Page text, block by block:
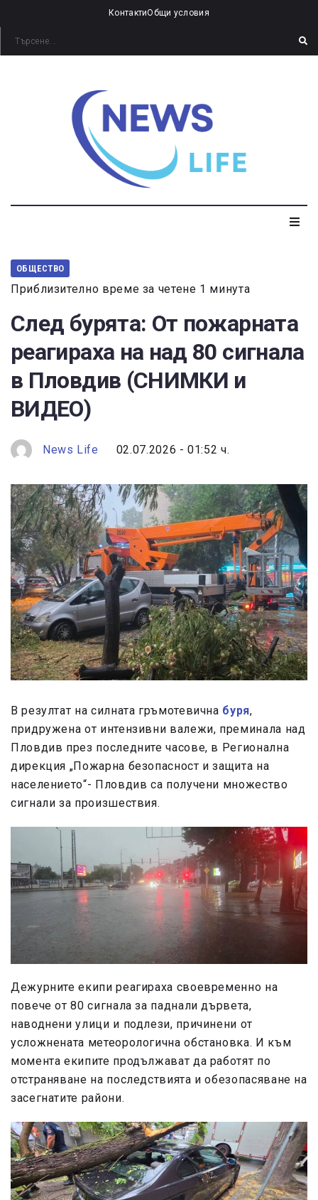
КонтактиОбщи условия
ОБЩЕСТВО
Приблизително време за четене 1 минута
След бурята: От пожарната
реагираха на над 80 сигнала
в Пловдив (СНИМКИ и
ВИДЕО)
News Life 02.07.2026 - 01:52 ч.
В резултат на силната гръмотевична буря,
придружена от интензивни валежи, преминала над
Пловдив през последните часове, в Регионална
дирекция „Пожарна безопасност и защита на
населението“- Пловдив са получени множество
сигнали за произшествия.
Дежурните екипи реагираха своевременно на
повече от 80 сигнала за паднали дървета,
наводнени улици и подлези, причинени от
усложнената метеорологична обстановка. И към
момента екипите продължават да работят по
отстраняване на последствията и обезопасяване на
засегнатите райони.